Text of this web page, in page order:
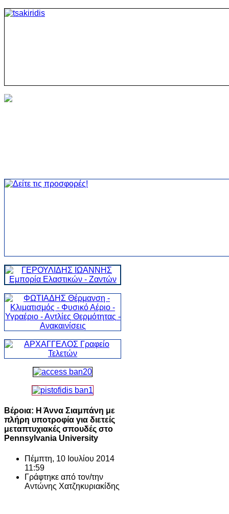
Βέροια: Η Άννα Σιαμπάνη με
πλήρη υποτροφία για διετείς
μεταπτυχιακές σπουδές στο
Pennsylvania University
Πέμπτη, 10 Ιουλίου 2014
11:59
Γράφτηκε από τον/την
Αντώνης Χατζηκυριακίδης